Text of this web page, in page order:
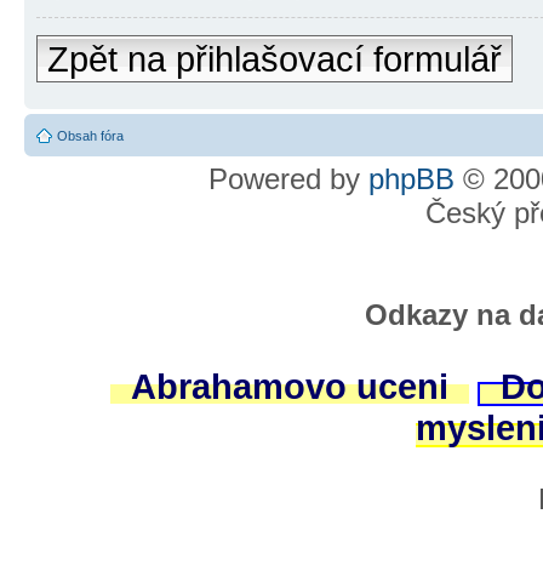
Zpět na přihlašovací formulář
Obsah fóra
Powered by phpBB ©
Český
Odkazy na
Abrahamovo uceni